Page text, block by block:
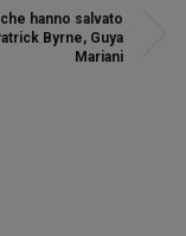
hanno salvato
Byrne, Guya
Mariani